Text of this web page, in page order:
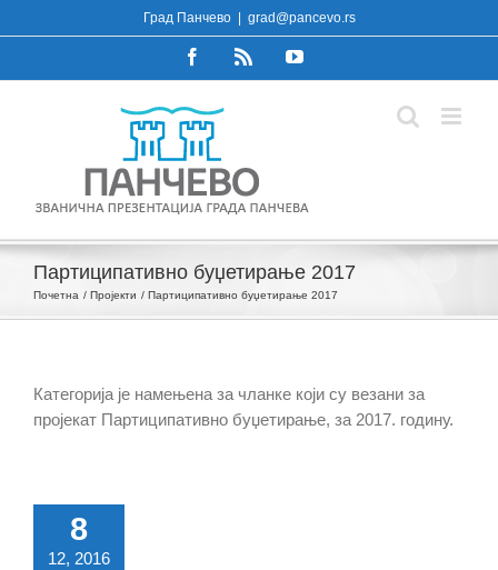
to
Град Панчево grad@pancevo.rs
FacebookRss YouTube
Партиципативно буџетирање 2017
Почетна Пројекти Партиципативно буџетирање 2017
Категорија је намењена за чланке који су везани за
пројекат Партиципативно буџетирање, за 2017. годину.
8
12, 2016